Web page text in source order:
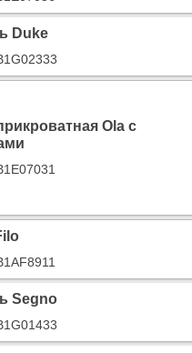
Duke
Ola с
Segno